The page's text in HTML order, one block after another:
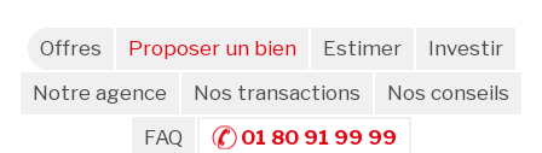
Offres Proposer un bien Estimer
Investir
Notre agence
Nos transactions
Nos conseils
FAQ
01 80 91 99 99